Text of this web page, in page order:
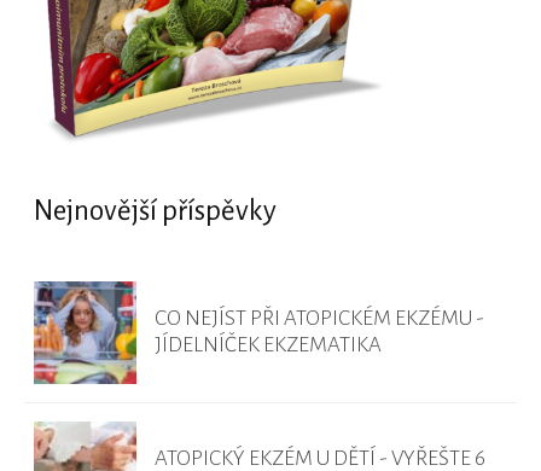
Nejnovější příspěvky
CO NEJÍST PŘI ATOPICKÉM EKZÉMU -
JÍDELNÍČEK EKZEMATIKA
ATOPICKÝ EKZÉM U DĚTÍ - VYŘEŠTE 6